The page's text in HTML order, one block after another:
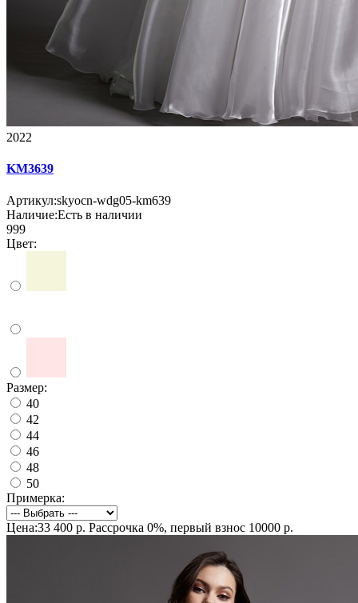
2022
KM3639
Артикул:skyocn-wdg05-km639
Наличие:Есть в наличии
999
Цвет:
Размер:
40
42
44
46
48
50
Примерка:
Цена:33 400 р. Рассрочка 0%, первый взнос 10000 р.